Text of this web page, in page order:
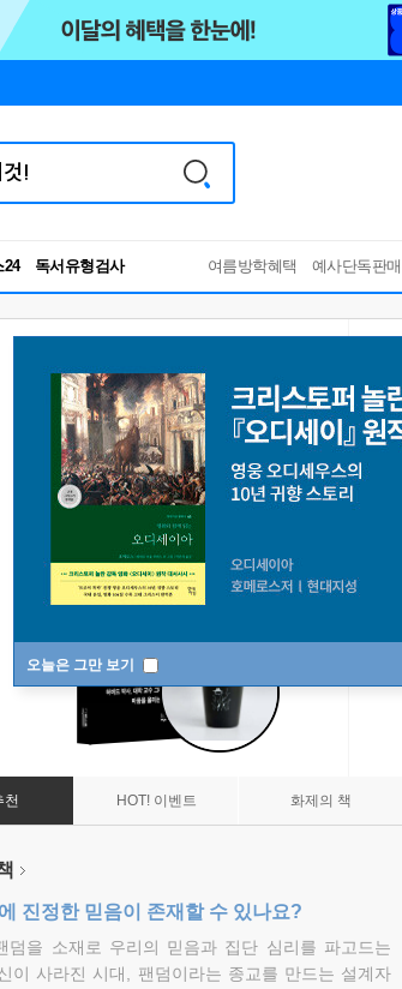
24
RBTI Lab
독서유형검사
여름방학혜택 예사단독판매
오늘은 그만 보기
천 HOT! 이벤트 화제의 책
진정한 믿음이 존재할 수 있나요?
덤을 소재로 우리의 믿음과 집단 심리를 파고드는
이 사라진 시대, 팬덤이라는 종교를 만드는 설계자